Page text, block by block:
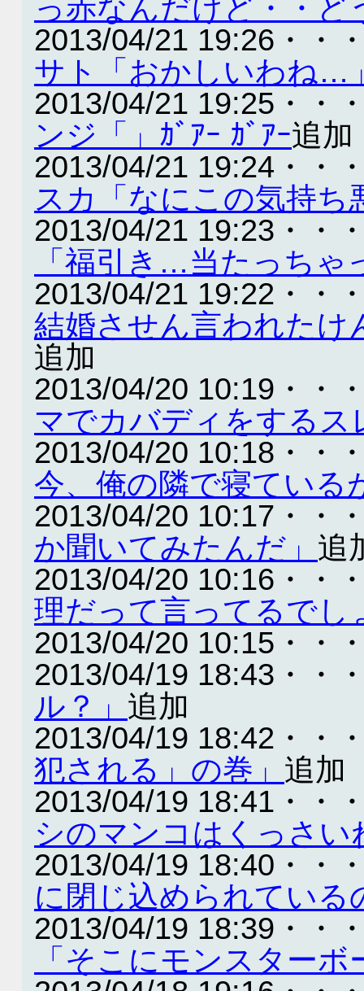
っ赤なんだけど・・ど
2013/04/21 19:26・・
サト「おかしいわね…
2013/04/21 19:25・・
ンジ「」ｶﾞｱｰ ｶﾞｱｰ追加
2013/04/21 19:24・・
スカ「なにこの気持
2013/04/21 19:23・・
「福引き…当たっち
2013/04/21 19:22・・
結婚させん言われたけ
追加
2013/04/20 10:19・・
マでカバディをするス
2013/04/20 10:18・・
今、俺の隣で寝ている
2013/04/20 10:17・・
か聞いてみたんだ」 追
2013/04/20 10:16・・
理だって言ってるでし
2013/04/20 10:15・・
2013/04/19 18:43・・
ル？」 追加
2013/04/19 18:42・・
犯される」の巻」 追加
2013/04/19 18:41・・
シのマンコはくっさい
2013/04/19 18:40・・
に閉じ込められている
2013/04/19 18:39・・
「そこにモンスター